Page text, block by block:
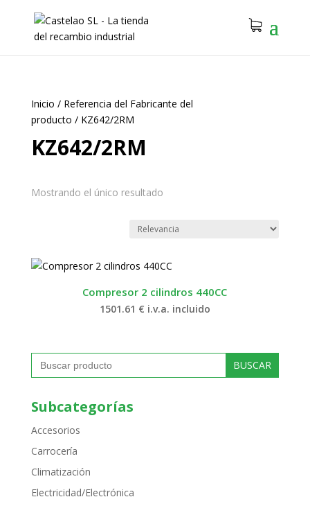
Inicio / Referencia del Fabricante del
producto / KZ642/2RM
KZ642/2RM
Mostrando el único resultado
Compresor 2 cilindros 440CC
1501.61 € i.v.a. incluido
Buscar:
Subcategorías
Accesorios
Carrocería
Climatización
Electricidad/Electrónica